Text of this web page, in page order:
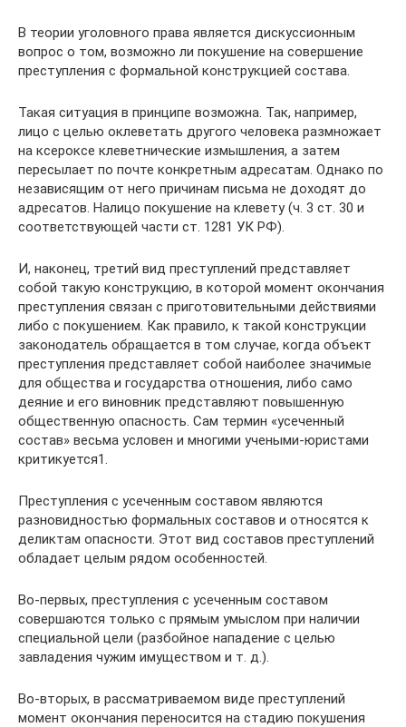
В теории уголовного права является дискуссионным
вопрос о том, возможно ли покушение на совершение
преступления с формальной конструкцией состава.
Такая ситуация в принципе возможна. Так, например,
лицо с целью оклеветать другого человека размножает
на ксероксе клеветнические измышления, а затем
пересылает по почте конкретным адресатам. Однако по
независящим от него причинам письма не доходят до
адресатов. Налицо покушение на клевету (ч. 3 ст. 30 и
соответствующей части ст. 1281 УК РФ).
И, наконец, третий вид преступлений представляет
собой такую конструкцию, в которой момент окончания
преступления связан с приготовительными действиями
либо с покушением. Как правило, к такой конструкции
законодатель обращается в том случае, когда объект
преступления представляет собой наиболее значимые
для общества и государства отношения, либо само
деяние и его виновник представляют повышенную
общественную опасность. Сам термин «усеченный
состав» весьма условен и многими учеными-юристами
критикуется1.
Преступления с усеченным составом являются
разновидностью формальных составов и относятся к
деликтам опасности. Этот вид составов преступлений
обладает целым рядом особенностей.
Во-первых, преступления с усеченным составом
совершаются только с прямым умыслом при наличии
специальной цели (разбойное нападение с целью
завладения чужим имуществом и т. д.).
Во-вторых, в рассматриваемом виде преступлений
момент окончания переносится на стадию покушения